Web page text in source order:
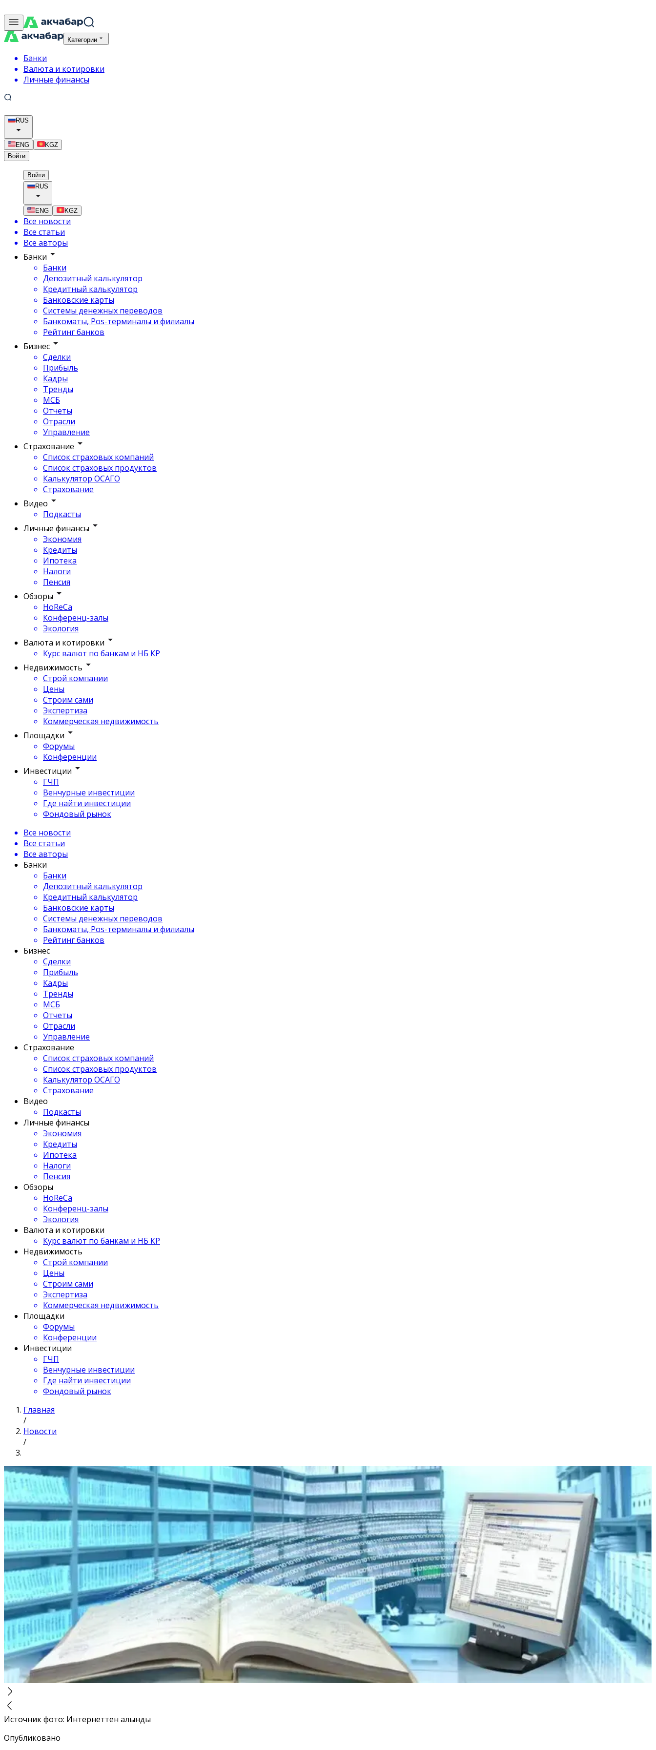
Категории
Банки
Валюта и котировки
Личные финансы
RUS
ENG
KGZ
Войти
Войти
RUS
ENG KGZ
Все новости
Все статьи
Все авторы
Банки
Банки
Депозитный калькулятор
Кредитный калькулятор
Банковские карты
Системы денежных переводов
Банкоматы, Pos-терминалы и филиалы
Рейтинг банков
Бизнес
Сделки
Прибыль
Кадры
Тренды
МСБ
Отчеты
Отрасли
Управление
Страхование
Список страховых компаний
Список страховых продуктов
Калькулятор ОСАГО
Страхование
Видео
Подкасты
Личные финансы
Экономия
Кредиты
Ипотека
Налоги
Пенсия
Обзоры
HoReCa
Конференц-залы
Экология
Валюта и котировки
Курс валют по банкам и НБ КР
Недвижимость
Строй компании
Цены
Строим сами
Экспертиза
Коммерческая недвижимость
Площадки
Форумы
Конференции
Инвестиции
ГЧП
Венчурные инвестиции
Где найти инвестиции
Фондовый рынок
Все новости
Все статьи
Все авторы
Банки
Банки
Депозитный калькулятор
Кредитный калькулятор
Банковские карты
Системы денежных переводов
Банкоматы, Pos-терминалы и филиалы
Рейтинг банков
Бизнес
Сделки
Прибыль
Кадры
Тренды
МСБ
Отчеты
Отрасли
Управление
Страхование
Список страховых компаний
Список страховых продуктов
Калькулятор ОСАГО
Страхование
Видео
Подкасты
Личные финансы
Экономия
Кредиты
Ипотека
Налоги
Пенсия
Обзоры
HoReCa
Конференц-залы
Экология
Валюта и котировки
Курс валют по банкам и НБ КР
Недвижимость
Строй компании
Цены
Строим сами
Экспертиза
Коммерческая недвижимость
Площадки
Форумы
Конференции
Инвестиции
ГЧП
Венчурные инвестиции
Где найти инвестиции
Фондовый рынок
Главная
/
Новости
/
Источник фото: Интернеттен алынды
Опубликовано